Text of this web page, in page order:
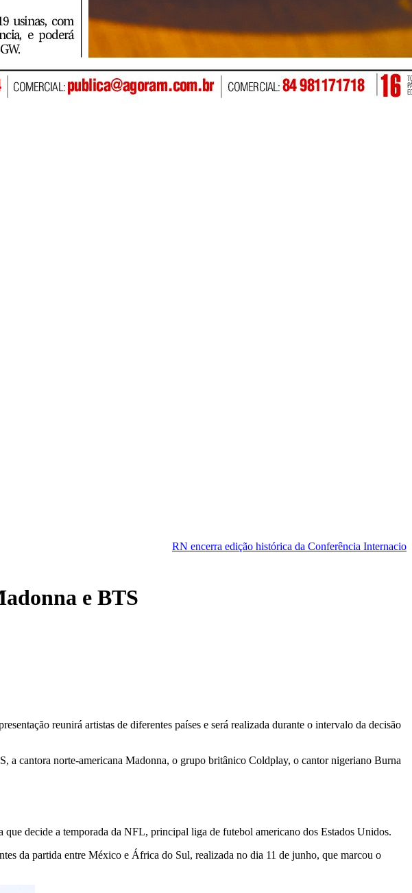
RN encerra edição histórica da Conferência Internacional de Física de
e BTS
reunirá artistas de diferentes países e será realizada durante o intervalo da decisão
a cantora norte-americana Madonna, o grupo britânico Coldplay, o cantor nigeriano Burna
decide a temporada da NFL, principal liga de futebol americano dos Estados Unidos.
da partida entre México e África do Sul, realizada no dia 11 de junho, que marcou o